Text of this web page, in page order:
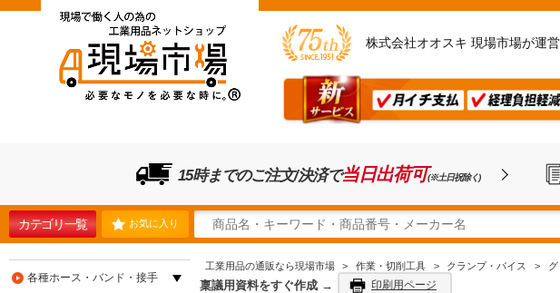
株式会社オオスキ 現場市場が運
15時までのご注文/決済で当日出荷可(※土日祝除く)
カテゴリ一覧 お気に入り
工業用品の通販なら現場市場 > 作業・切削工具 > クランプ・バイス >
稟議用資料をすぐ作成 → 印刷用ページ
各種ホース・バンド・接手